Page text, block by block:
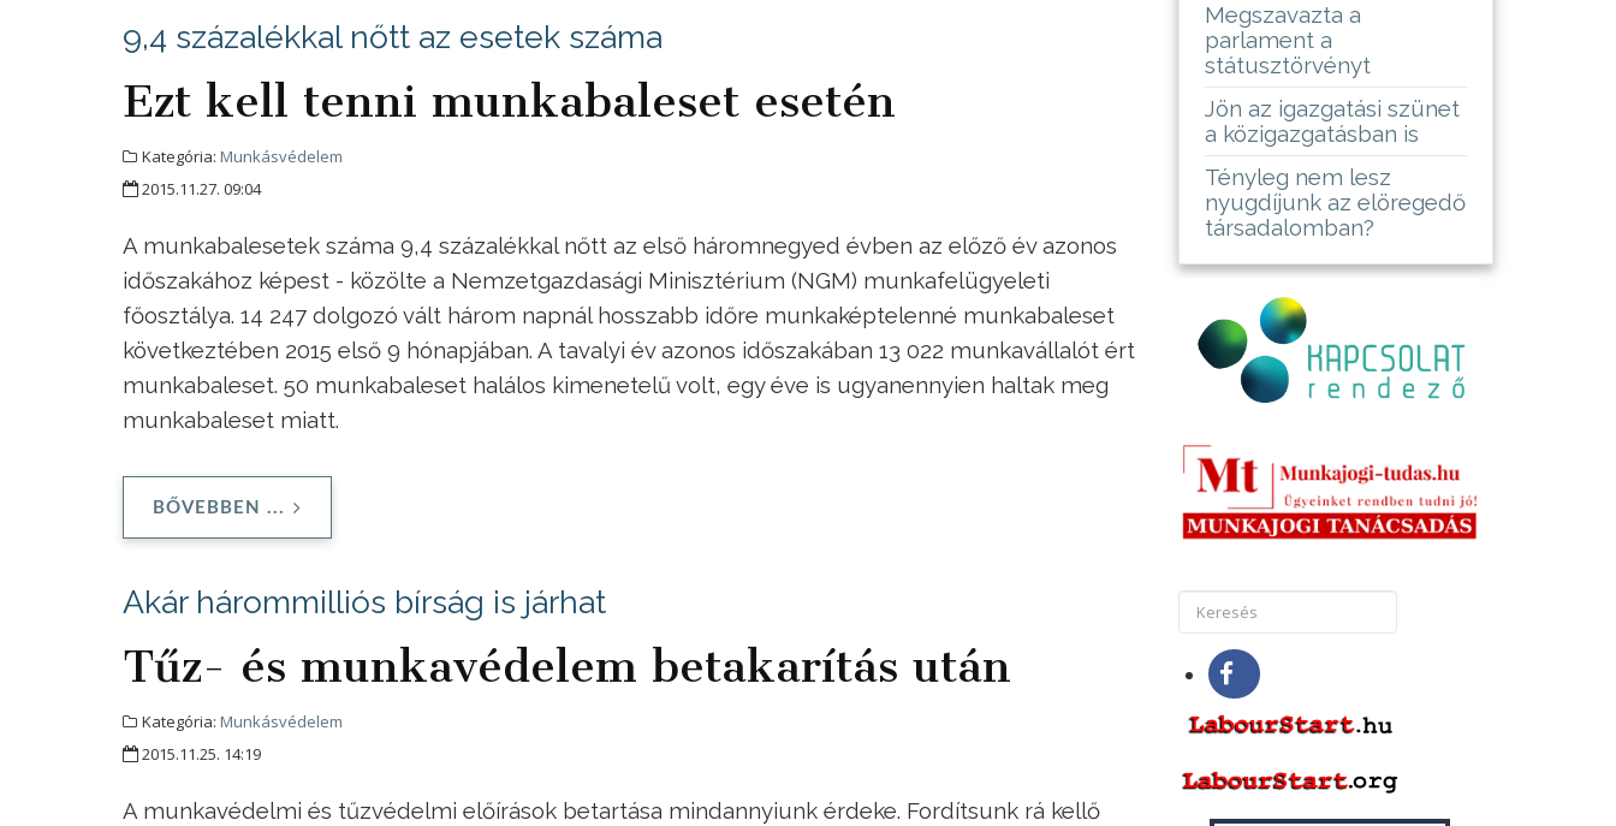
9,4 százalékkal nőtt az esetek száma
Ezt kell tenni munkabaleset esetén
Kategória: Munkásvédelem
2015.11.27. 09:04
A munkabalesetek száma 9,4 százalékkal nőtt az első háromnegyed évben az előző év azonos
időszakához képest - közölte a Nemzetgazdasági Minisztérium (NGM) munkafelügyeleti
főosztálya. 14 247 dolgozó vált három napnál hosszabb időre munkaképtelenné munkabaleset
következtében 2015 első 9 hónapjában. A tavalyi év azonos időszakában 13 022 munkavállalót ért
munkabaleset. 50 munkabaleset halálos kimenetelű volt, egy éve is ugyanennyien haltak meg
munkabaleset miatt.
BŐVEBBEN ...
Akár hárommilliós bírság is járhat
Tűz- és munkavédelem betakarítás után
Kategória: Munkásvédelem
2015.11.25. 14:19
A munkavédelmi és tűzvédelmi előírások betartása mindannyiunk érdeke. Fordítsunk rá kellő
Megszavazta a
parlament a
státusztörvényt
Jön az igazgatási szünet
a közigazgatásban is
Tényleg nem lesz
nyugdíjunk az elöregedő
társadalomban?